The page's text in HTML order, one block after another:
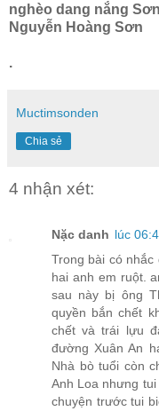
nghèo dang nắng
Nguyễn Hoàng Sơn
.
Muctimsonden
Chia sẻ
4 nhận xét:
Nặc danh lúc
Trong bài có nhắc
hai anh em ruột.
sau này bị ông
quyền bắn chết
chết và trái lựu
đường Xuân An
Nhà bò tuổi còn
Anh Loa nhưng
chuyện trước tui